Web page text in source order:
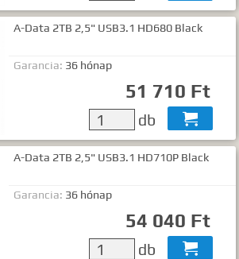
A-Data 2TB 2,5" USB3.1 HD680 Black
Garancia: 36 hónap
51 710 Ft
db 
A-Data 2TB 2,5" USB3.1 HD710P Black
Garancia: 36 hónap
54 040 Ft
db 